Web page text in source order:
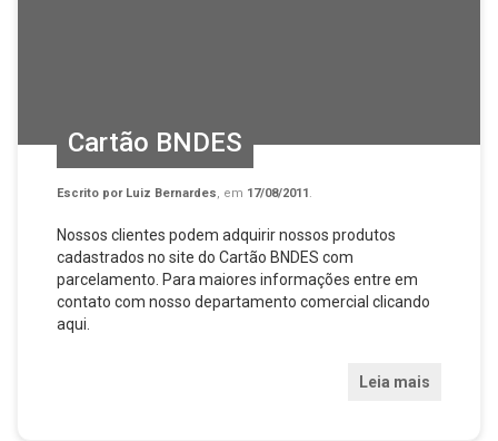
Cartão BNDES
Escrito por Luiz Bernardes, em 17/08/2011 .
Nossos clientes podem adquirir nossos produtos
cadastrados no site do Cartão BNDES com
parcelamento. Para maiores informações entre em
contato com nosso departamento comercial clicando
aqui.
Leia mais